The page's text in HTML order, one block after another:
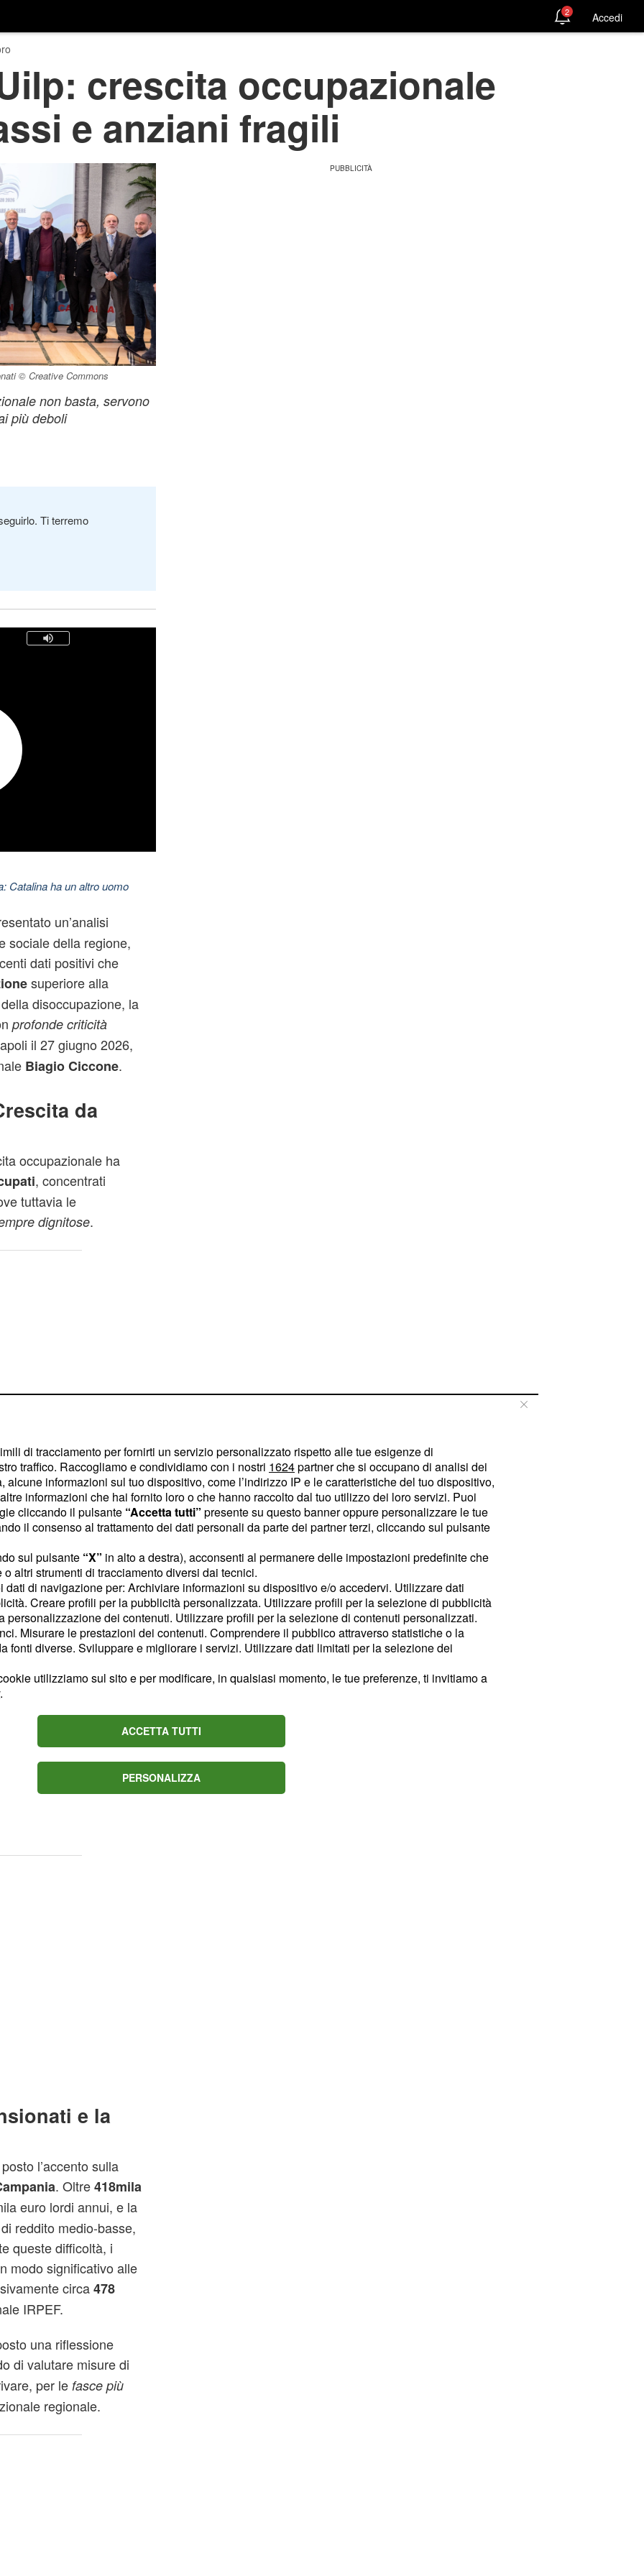
2 Accedi
crescita occupazionale
e anziani fragili
© Creative Commons
non basta, servono
più deboli
Ti terremo
Catalina ha un altro uomo
un’analisi
sociale della regione,
dati positivi che
superiore alla
disoccupazione, la
profonde criticità
il 27 giugno 2026,
Biagio Ciccone.
da
occupazionale ha
, concentrati
tuttavia le
dignitose.
positivi: la crescita
ha
crescita “ha
che, essendo però
retribuzioni
contesto meridionale
degli occupati
emigrazione di
indica che, tra il 2022
periodo175mila
di occupazione
la Campania,
e la
l’accento sulla
. Oltre418mila
euro lordi annui, e la
reddito medio-basse,
queste difficoltà, i
modo significativo alle
circa478
IRPEF.
una riflessione
di valutare misure di
per le fasce più
regionale.
di tracciamento per fornirti un servizio personalizzato rispetto alle tue esigenze di
traffico. Raccogliamo e condividiamo con i nostri 1624partner che si occupano di analisi dei
informazioni sul tuo dispositivo, come l’indirizzo IP e le caratteristiche del tuo dispositivo,
informazioni che hai fornito loro o che hanno raccolto dal tuo utilizzo dei loro servizi. Puoi
cliccando il pulsante “Accetta tutti” presente su questo banner oppure personalizzare le tue
il consenso al trattamento dei dati personali da parte dei partner terzi, cliccando sul pulsante
sul pulsante “X” in alto a destra), acconsenti al permanere delle impostazioni predefinite che
altri strumenti di tracciamento diversi dai tecnici.
dati di navigazione per: Archiviare informazioni su dispositivo e/o accedervi. Utilizzare dati
Creare profili per la pubblicità personalizzata. Utilizzare profili per la selezione di pubblicità
personalizzazione dei contenuti. Utilizzare profili per la selezione di contenuti personalizzati.
Misurare le prestazioni dei contenuti. Comprendere il pubblico attraverso statistiche o la
fonti diverse. Sviluppare e migliorare i servizi. Utilizzare dati limitati per la selezione dei
utilizziamo sul sito e per modificare, in qualsiasi momento, le tue preferenze, ti invitiamo a
.
ACCETTA TUTTI
PERSONALIZZA